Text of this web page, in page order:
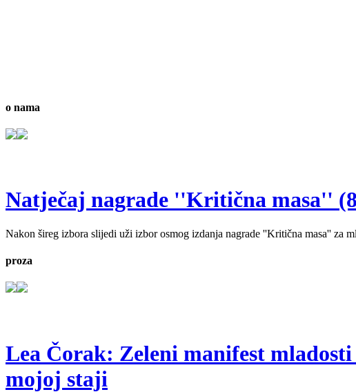
o nama
Natječaj nagrade ''Kritična masa''
Nakon šireg izbora slijedi uži izbor osmog izdanja nagrade ''Kritična masa'' za
proza
Lea Čorak: Zeleni manifest
mojoj staji